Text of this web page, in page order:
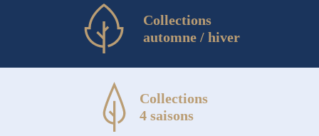
Collections
automne / hiver
Collections
4 saisons